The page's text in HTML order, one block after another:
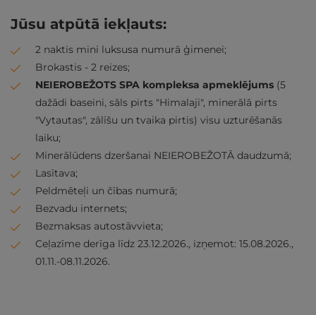
Jūsu atpūtā iekļauts:
2 naktis mini luksusa numurā ģimenei;
Brokastis - 2 reizes;
NEIEROBEŽOTS SPA kompleksa apmeklējums (5
dažādi baseini, sāls pirts "Himalaji", minerālā pirts
"Vytautas", zālīšu un tvaika pirtis) visu uzturēšanās
laiku;
Minerālūdens dzeršanai NEIEROBEŽOTĀ daudzumā;
Lasītava;
Peldmēteļi un čības numurā;
Bezvadu internets;
Bezmaksas autostāvvieta;
Ceļazīme derīga līdz 23.12.2026., izņemot: 15.08.2026.,
01.11.-08.11.2026.